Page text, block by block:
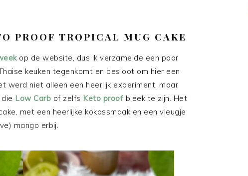
PROOF TROPICAL MUG CAKE
op de website, dus ik verzamelde een paar
keuken tegenkomt en besloot om hier een
werd niet alleen een heerlijk experiment, maar
Low Carb of zelfs Keto proof bleek te zijn. Het
met een heerlijke kokossmaak en een vleugje
mango erbij.